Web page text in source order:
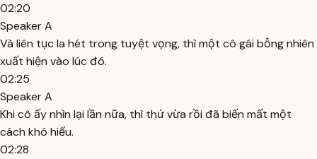
02:20
Speaker A
Và liên tục la hét trong tuyệt vọng, thì một cô gái bỗng nhiên
xuất hiện vào lúc đó.
02:25
Speaker A
Khi cô ấy nhìn lại lần nữa, thì thứ vừa rồi đã biến mất một
cách khó hiểu.
02:28